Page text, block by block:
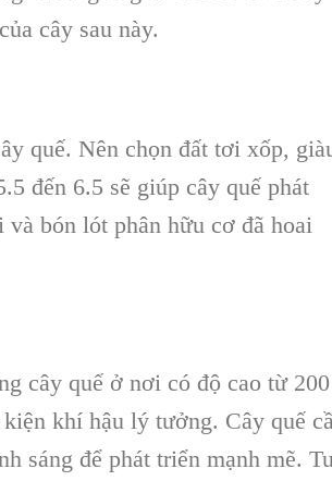
cây sau này.
quế. Nên chọn đất tơi xốp,
đến 6.5 sẽ giúp cây quế phát
bón lót phân hữu cơ đã hoai
cây quế ở nơi có độ cao từ 200
khí hậu lý tưởng. Cây quế
sáng để phát triển mạnh mẽ.